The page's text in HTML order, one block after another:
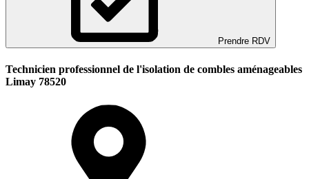
Prendre RDV
Technicien professionnel de l'isolation de combles aménageables
Limay 78520